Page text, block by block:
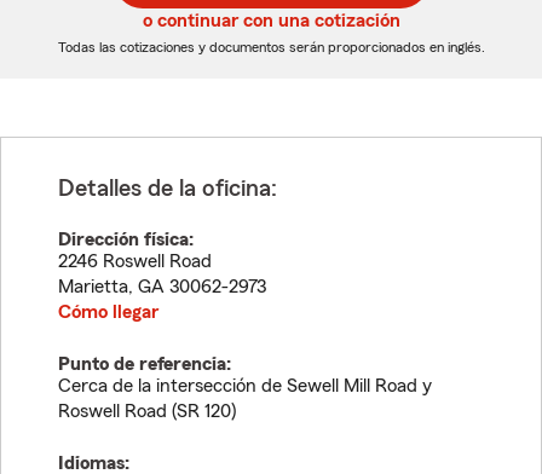
5
dígitos
5
dígitos
o continuar con una cotización
Todas las cotizaciones y documentos serán proporcionados en inglés.
Detalles de la oficina:
Dirección física:
2246 Roswell Road
Marietta, GA 30062-2973
Cómo llegar
Punto de referencia:
Cerca de la intersección de Sewell Mill Road y
Roswell Road (SR 120)
Idiomas: